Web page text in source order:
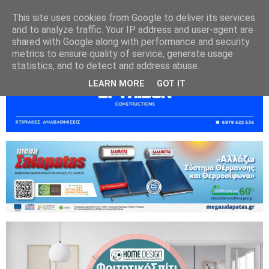
This site uses cookies from Google to deliver its services
and to analyze traffic. Your IP address and user-agent are
shared with Google along with performance and security
metrics to ensure quality of service, generate usage
statistics, and to detect and address abuse.
LEARN MORE GOT IT